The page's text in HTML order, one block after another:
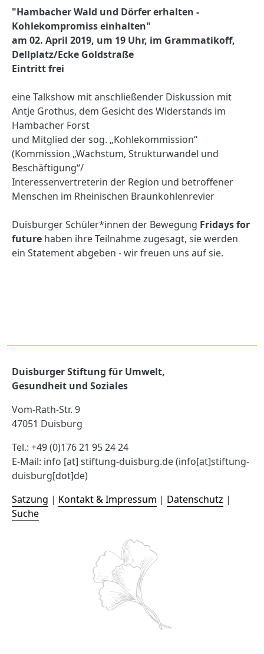
"Hambacher Wald und Dörfer erhalten -
Kohlekompromiss einhalten"
am 02. April 2019, um 19 Uhr, im Grammatikoff,
Dellplatz/Ecke Goldstraße
Eintritt frei
eine Talkshow mit anschließender Diskussion mit
Antje Grothus, dem Gesicht des Widerstands im
Hambacher Forst
und Mitglied der sog. „Kohlekommission“
(Kommission „Wachstum, Strukturwandel und
Beschäftigung“/
Interessenvertreterin der Region und betroffener
Menschen im Rheinischen Braunkohlenrevier
Duisburger Schüler*innen der Bewegung Fridays for
future haben ihre Teilnahme zugesagt, sie werden
ein Statement abgeben - wir freuen uns auf sie.
Duisburger Stiftung für Umwelt,
Gesundheit und Soziales
Vom-Rath-Str. 9
47051 Duisburg
Tel.: +49 (0)176 21 95 24 24
E-Mail: info [at] stiftung-duisburg.de(info[at]stiftung-
duisburg[dot]de)
Satzung | Kontakt & Impressum | Datenschutz |
Suche